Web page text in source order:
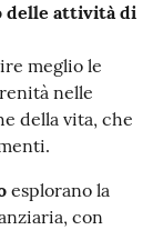
delle attività di
meglio le
nelle
della vita, che
esplorano la
con